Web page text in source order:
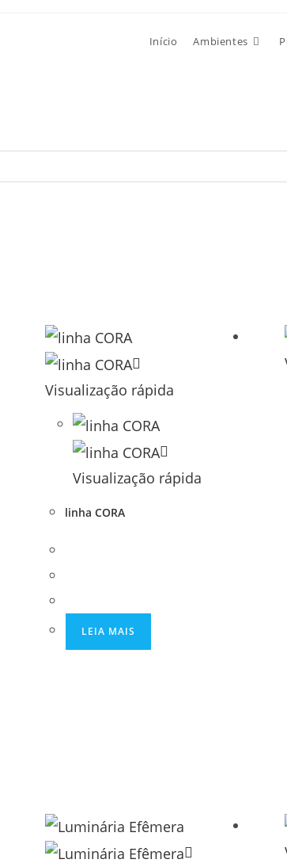
Início Ambientes
Visualização rápida
Visualização rápida
linha CORA
LEIA MAIS